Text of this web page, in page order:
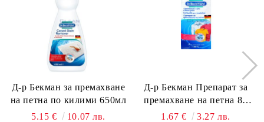
Д-р Бекман за премахване
на петна по килими 650мл
5.15 € 10.07 лв.
Д-р Бекман Препарат за
премахване на петна 80
гр. Пауч
1.67 € 3.27 лв.